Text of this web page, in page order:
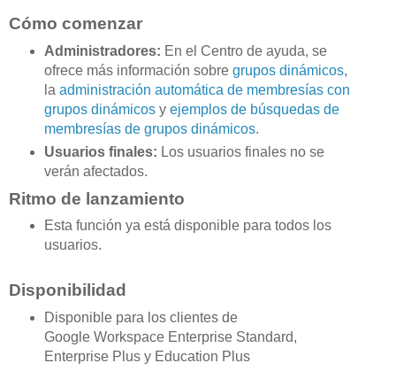
Cómo comenzar
Administradores: En el Centro de ayuda, se
ofrece más información sobre grupos dinámicos,
la administración automática de membresías con
grupos dinámicosy ejemplos de búsquedas de
membresías de grupos dinámicos.
Usuarios finales: Los usuarios finales no se
verán afectados.
Ritmo de lanzamiento
Esta función ya está disponible para todos los
usuarios.
Disponibilidad
Disponible para los clientes de
Google Workspace Enterprise Standard,
Enterprise Plus y Education Plus